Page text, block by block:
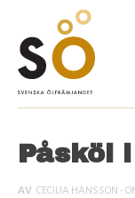
Påsköl
CECILIA HANSSON -